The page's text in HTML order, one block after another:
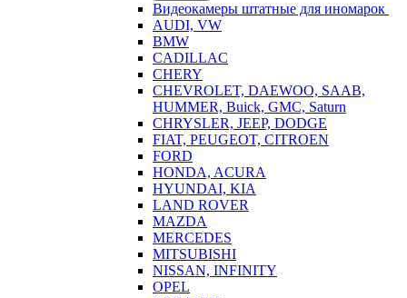
Видеокамеры штатные для иномарок
AUDI, VW
BMW
CADILLAC
CHERY
CHEVROLET, DAEWOO, SAAB,
HUMMER, Buick, GMC, Saturn
CHRYSLER, JEEP, DODGE
FIAT, PEUGEOT, CITROEN
FORD
HONDA, ACURA
HYUNDAI, KIA
LAND ROVER
MAZDA
MERCEDES
MITSUBISHI
NISSAN, INFINITY
OPEL